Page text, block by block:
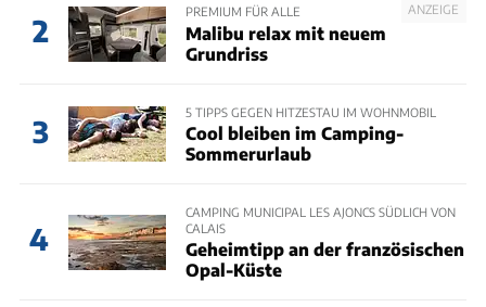
2
ANZEIGE
PREMIUM FÜR ALLE
Malibu relax mit neuem
Grundriss
3
5 TIPPS GEGEN HITZESTAU IM WOHNMOBIL
Cool bleiben im Camping-
Sommerurlaub
4
CAMPING MUNICIPAL LES AJONCS SÜDLICH VON
CALAIS
Geheimtipp an der französischen
Opal-Küste